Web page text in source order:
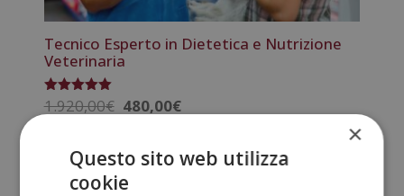
Tecnico Esperto in Dietetica e Nutrizione
Veterinaria
Valutato
5.00
1.920,00€
Il
era:
1.920,00€.
480,00€Il
è:
×
Questo sito web utilizza
cookie